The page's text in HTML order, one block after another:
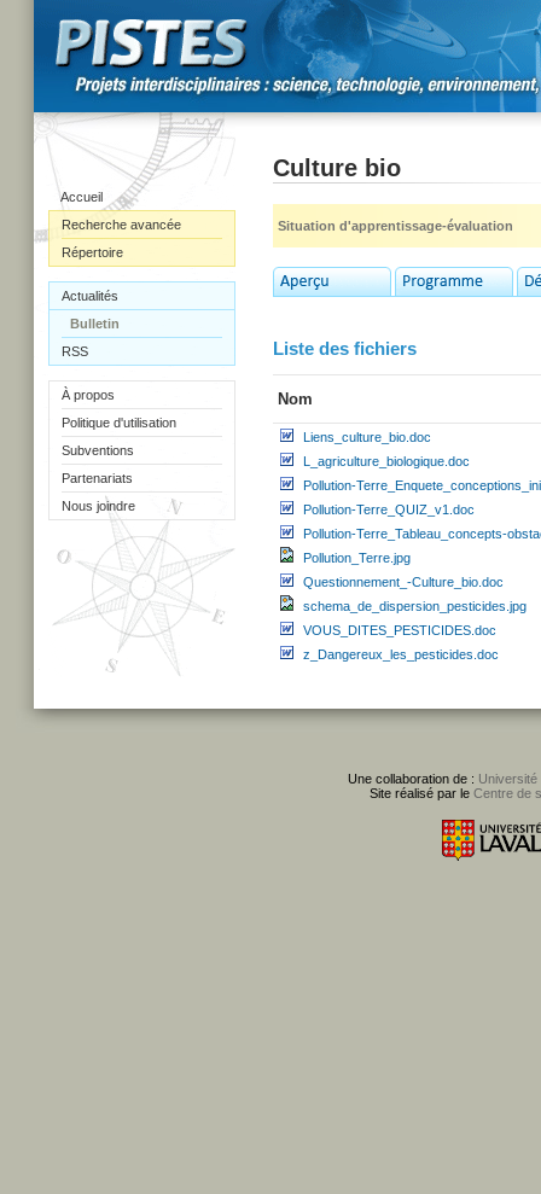
Accueil
Recherche avancée
Répertoire
Actualités
Bulletin
RSS
À propos
Politique d'utilisation
Subventions
Partenariats
Nous joindre
Culture bio
Situation d'apprentissage-évaluation
Liste des fichiers
Nom
Liens_culture_bio.doc
L_agriculture_biologique.doc
Pollution-
Pollution-Terre_QUIZ_v1.doc
Pollution-Terre_Tableau_concepts-
Pollution_Terre.jpg
Questionnement_-Culture_bio.doc
schema_de_dispersion_pesticides.jpg
VOUS_DITES_PESTICIDES.doc
z_Dangereux_les_pesticides.doc
Une collaboration de : Université
Site réalisé par le Centre de